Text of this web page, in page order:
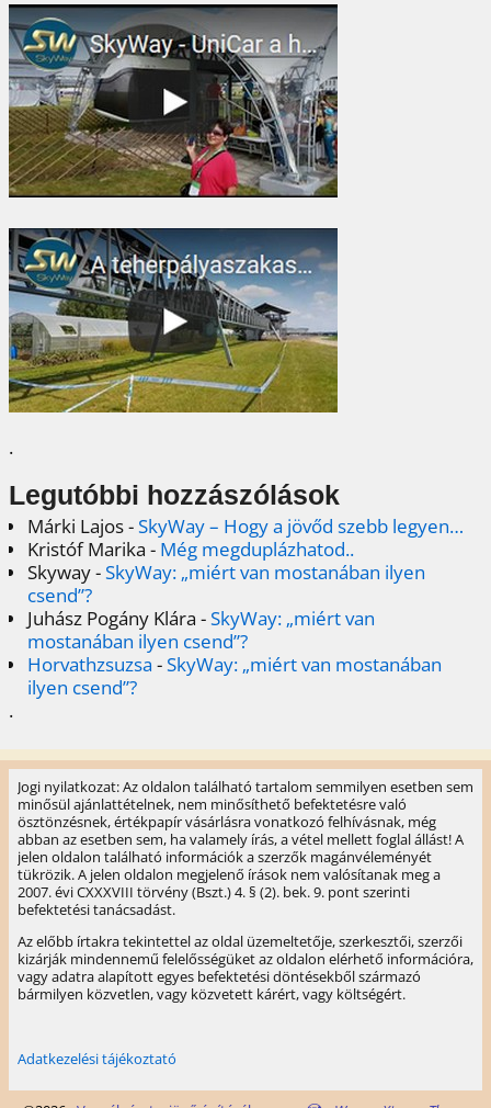
.
Legutóbbi hozzászólások
Márki Lajos-SkyWay – Hogy a jövőd szebb legyen…
Kristóf Marika - Még megduplázhatod..
Skyway-SkyWay: „miért van mostanában ilyen
csend”?
Juhász Pogány Klára -SkyWay: „miért van
mostanában ilyen csend”?
Horvathzsuzsa -SkyWay: „miért van mostanában
ilyen csend”?
.
Jogi nyilatkozat: Az oldalon található tartalom semmilyen esetben sem
minősül ajánlattételnek, nem minősíthető befektetésre való
ösztönzésnek, értékpapír vásárlásra vonatkozó felhívásnak, még
abban az esetben sem, ha valamely írás, a vétel mellett foglal állást! A
jelen oldalon található információk a szerzők magánvéleményét
tükrözik. A jelen oldalon megjelenő írások nem valósítanak meg a
2007. évi CXXXVIII törvény (Bszt.) 4. § (2). bek. 9. pont szerinti
befektetési tanácsadást.
Az előbb írtakra tekintettel az oldal üzemeltetője, szerkesztői, szerzői
kizárják mindennemű felelősségüket az oldalon elérhető információra,
vagy adatra alapított egyes befektetési döntésekből származó
bármilyen közvetlen, vagy közvetett kárért, vagy költségért.
Adatkezelési tájékoztató